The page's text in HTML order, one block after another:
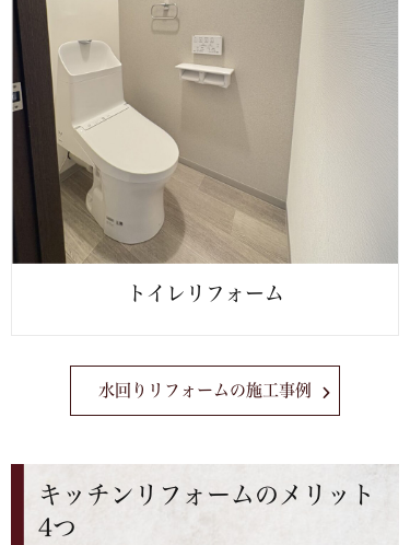
トイレリフォーム
水回りリフォームの施工事例
キッチンリフォームのメリット
4つ